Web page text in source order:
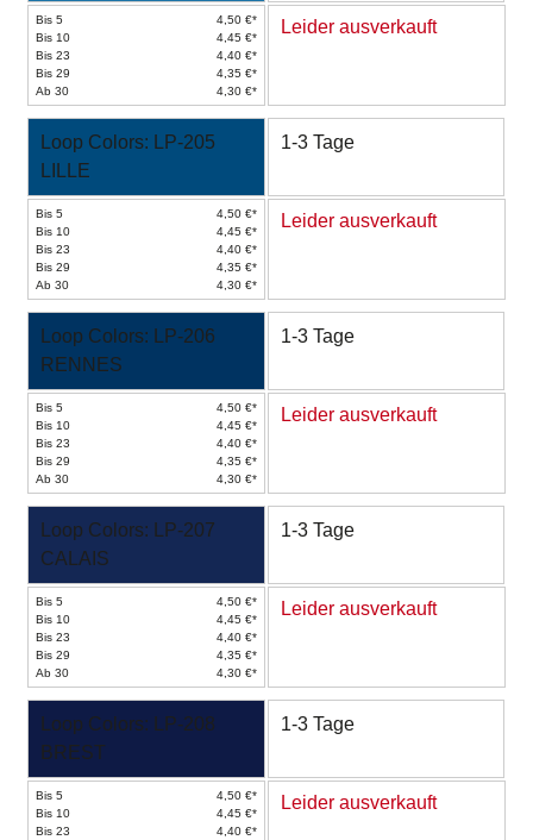
Bis 5
4,50 €*
Bis 10
4,45 €*
Bis 23
4,40 €*
Bis 29
4,35 €*
Ab 30
4,30 €*
Leider ausverkauft
Loop Colors: LP-205
LILLE
1-3 Tage
Bis 5
4,50 €*
Bis 10
4,45 €*
Bis 23
4,40 €*
Bis 29
4,35 €*
Ab 30
4,30 €*
Leider ausverkauft
Loop Colors: LP-206
RENNES
1-3 Tage
Bis 5
4,50 €*
Bis 10
4,45 €*
Bis 23
4,40 €*
Bis 29
4,35 €*
Ab 30
4,30 €*
Leider ausverkauft
Loop Colors: LP-207
CALAIS
1-3 Tage
Bis 5
4,50 €*
Bis 10
4,45 €*
Bis 23
4,40 €*
Bis 29
4,35 €*
Ab 30
4,30 €*
Leider ausverkauft
Loop Colors: LP-208
BREST
1-3 Tage
Bis 5
4,50 €*
Bis 10
4,45 €*
Bis 23
4,40 €*
Leider ausverkauft